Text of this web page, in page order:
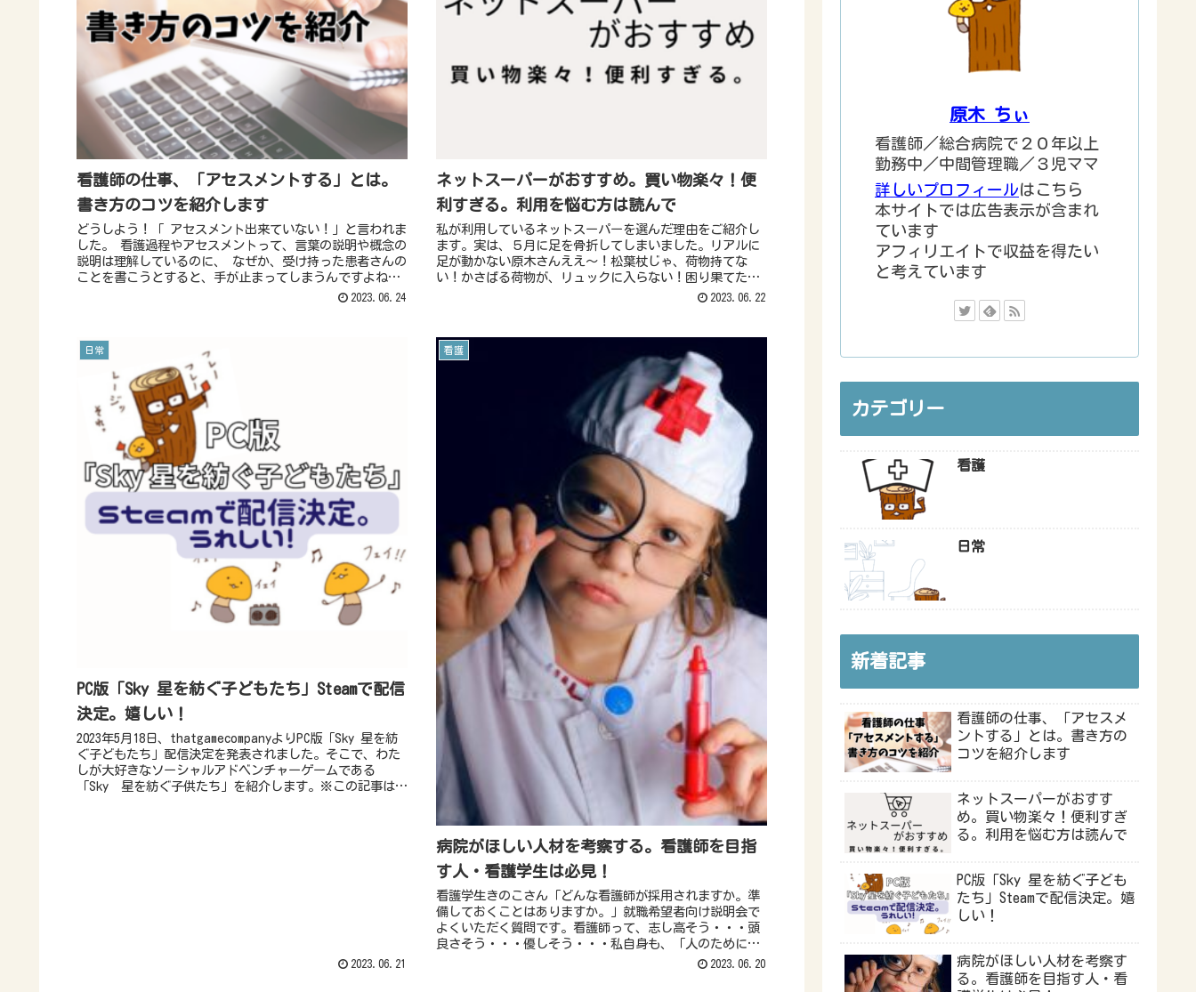
看護師の仕事、「アセスメントする」とは。
書き方のコツを紹介します
どうしよう！「 アセスメント出来ていない！」と言われま
した。 看護過程やアセスメントって、言葉の説明や概念の
説明は理解しているのに、 なぜか、受け持った患者さんの
ことを書こうとすると、手が止まってしまうんですよね。
20年以上現場で働き、学生指導を現役担当している私が
2023.06.24
ネットスーパーがおすすめ。買い物楽々！便
利すぎる。利用を悩む方は読んで
私が利用しているネットスーパーを選んだ理由をご紹介し
ます。実は、５月に足を骨折してしまいました。リアルに
足が動かない原木さんええ～！松葉杖じゃ、荷物持てな
い！かさばる荷物が、リュックに入らない！困り果てた私
が検索したのは、ネットスーパーですReadMore...2023.06.22
日常
PC版「Sky 星を紡ぐ子どもたち」Steamで配信
決定。嬉しい！
2023年5月18日、thatgamecompanyよりPC版「Sky 星を紡
ぐ子どもたち」配信決定を発表されました。そこで、わた
しが大好きなソーシャルアドベンチャーゲームである
「Sky 星を紡ぐ子供たち」を紹介します。※この記事は、
2023.06.21
看護
病院がほしい人材を考察する。看護師を目指
す人・看護学生は必見！
看護学生きのこさん「どんな看護師が採用されますか。準
備しておくことはありますか。」就職希望者向け説明会で
よくいただく質問です。看護師って、志し高そう・・・頭
良さそう・・・優しそう・・・私自身も、「人のために尽
くす女神だ！」なんてと言われた経ReadMore... 2023.06.20
原木 ちぃ
看護師／総合病院で２０年以上
勤務中／中間管理職／３児ママ
詳しいプロフィールはこちら
本サイトでは広告表示が含まれ
ています
アフィリエイトで収益を得たい
と考えています
カテゴリー
看護
日常
新着記事
看護師の仕事、「アセスメ
ントする」とは。書き方の
コツを紹介します
ネットスーパーがおすす
め。買い物楽々！便利すぎ
る。利用を悩む方は読んで
PC版「Sky 星を紡ぐ子ども
たち」Steamで配信決定。嬉
しい！
病院がほしい人材を考察す
る。看護師を目指す人・看